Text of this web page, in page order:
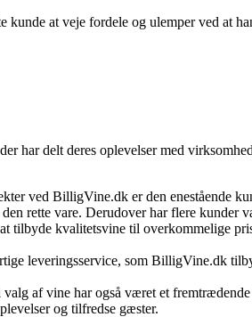
kunde at veje fordele og ulemper ved at
delt deres oplevelser med
ved BilligVine.dk er den enestående
rette vare. Derudover har flere kunder
tilbyde kvalitetsvine til overkommelige
leveringsservice, som BilligVine.dk
af vine har også været et
og tilfredse gæster.